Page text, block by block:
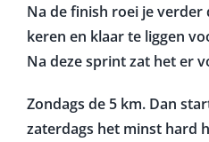
Na de finish roei je
keren en klaar te liggen
Na deze sprint zat het er
Zondags de 5 km. Dan
zaterdags het minst hard